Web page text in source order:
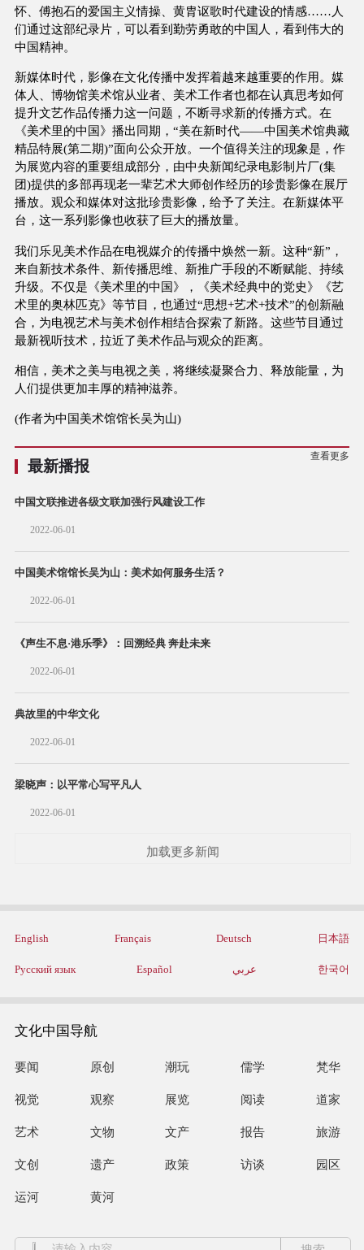
怀、傅抱石的爱国主义情操、黄胄讴歌时代建设的情感……人
们通过这部纪录片，可以看到勤劳勇敢的中国人，看到伟大的
中国精神。
新媒体时代，影像在文化传播中发挥着越来越重要的作用。媒
体人、博物馆美术馆从业者、美术工作者也都在认真思考如何
提升文艺作品传播力这一问题，不断寻求新的传播方式。在
《美术里的中国》播出同期，“美在新时代——中国美术馆典藏
精品特展(第二期)”面向公众开放。一个值得关注的现象是，作
为展览内容的重要组成部分，由中央新闻纪录电影制片厂(集
团)提供的多部再现老一辈艺术大师创作经历的珍贵影像在展厅
播放。观众和媒体对这批珍贵影像，给予了关注。在新媒体平
台，这一系列影像也收获了巨大的播放量。
我们乐见美术作品在电视媒介的传播中焕然一新。这种“新”，
来自新技术条件、新传播思维、新推广手段的不断赋能、持续
升级。不仅是《美术里的中国》，《美术经典中的党史》《艺
术里的奥林匹克》等节目，也通过“思想+艺术+技术”的创新融
合，为电视艺术与美术创作相结合探索了新路。这些节目通过
最新视听技术，拉近了美术作品与观众的距离。
相信，美术之美与电视之美，将继续凝聚合力、释放能量，为
人们提供更加丰厚的精神滋养。
(作者为中国美术馆馆长吴为山)
最新播报
查看更多
中国文联推进各级文联加强行风建设工作
2022-06-01
中国美术馆馆长吴为山：美术如何服务生活？
2022-06-01
《声生不息·港乐季》：回溯经典 奔赴未来
2022-06-01
典故里的中华文化
2022-06-01
梁晓声：以平常心写平凡人
2022-06-01
加载更多新闻
English Français Deutsch 日本語
Русский язык Español عربي 한국어
文化中国导航
要闻 原创 潮玩 儒学 梵华
视觉 观察 展览 阅读 道家
艺术 文物 文产 报告 旅游
文创 遗产 政策 访谈 园区
运河 黄河